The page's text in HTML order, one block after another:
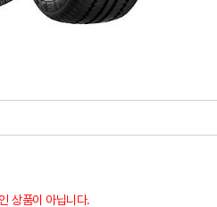
상품이 아닙니다.